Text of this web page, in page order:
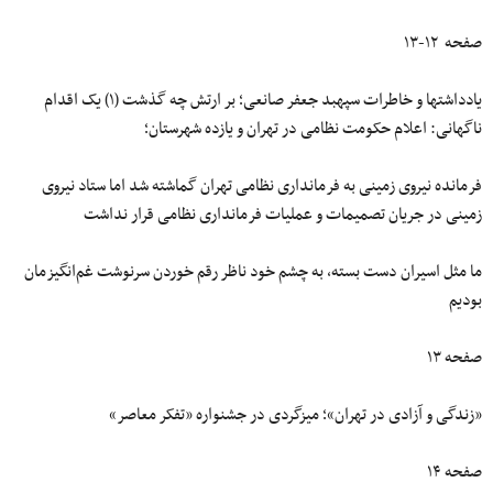
صفحه ۱۲-۱۳
یادداشتها و خاطرات سپهبد جعفر صانعی؛ بر ارتش چه گذشت (۱) یک اقدام
ناگهانی: اعلام حکومت نظامی در تهران و یازده شهرستان؛
فرمانده نیروی زمینی به فرمانداری نظامی تهران گماشته شد اما ستاد نیروی
زمینی در جریان تصمیمات و عملیات فرمانداری نظامی قرار نداشت
ما مثل اسیران دست بسته، به چشم خود ناظر رقم خوردن سرنوشت غم‌انگیزمان
بودیم
صفحه ۱۳
«زندگی و آزادی در تهران»؛ میزگردی در جشنواره «تفکر معاصر»
صفحه ۱۴